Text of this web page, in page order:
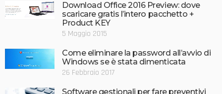
Download Office 2016 Preview: dove
scaricare gratis l’intero pacchetto +
Product KEY
5 Maggio 2015
Come eliminare la password all’avvio di
Windows se è stata dimenticata
26 Febbraio 2017
Software gestionali per fare preventivi